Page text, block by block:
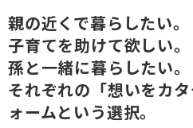
古民家／町家
太陽光発電システム
エクステリアリフォーム
非住宅リノベーション
お見積り・お
資料請
新着情報
親の近くで暮らしたい。
子育てを助けて欲しい。
孫と一緒に暮らしたい。
それぞれの「想いをカ
ォームという選択。